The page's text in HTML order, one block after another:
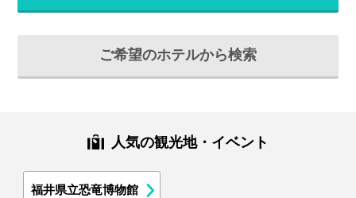
ご希望のホテルから検索
人気の観光地・イベント
福井県立恐竜博物館